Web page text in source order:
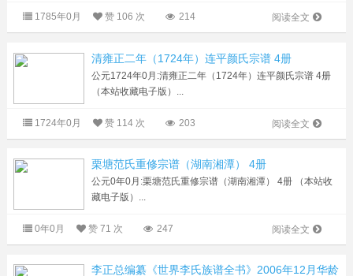
阅读全文
1785年0月 赞 106 次 214
清雍正二年（1724年）连平颜氏宗谱 4册
公元1724年0月:清雍正二年（1724年）连平颜氏宗谱 4册
（本站收藏电子版）...
阅读全文
1724年0月 赞 114 次 203
栗塘范氏重修宗谱（湖南湘潭） 4册
公元0年0月:栗塘范氏重修宗谱（湖南湘潭） 4册 （本站收
藏电子版）...
阅读全文
0年0月 赞71 次 247
李正总编纂《世界李氏族谱全书》2006年12月华龄